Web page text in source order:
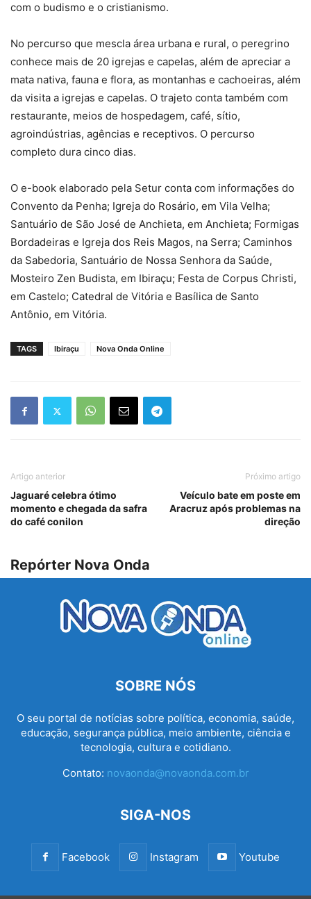
com o budismo e o cristianismo.
No percurso que mescla área urbana e rural, o peregrino
conhece mais de 20 igrejas e capelas, além de apreciar a
mata nativa, fauna e flora, as montanhas e cachoeiras, além
da visita a igrejas e capelas. O trajeto conta também com
restaurante, meios de hospedagem, café, sítio,
agroindústrias, agências e receptivos. O percurso
completo dura cinco dias.
O e-book elaborado pela Setur conta com informações do
Convento da Penha; Igreja do Rosário, em Vila Velha;
Santuário de São José de Anchieta, em Anchieta; Formigas
Bordadeiras e Igreja dos Reis Magos, na Serra; Caminhos
da Sabedoria, Santuário de Nossa Senhora da Saúde,
Mosteiro Zen Budista, em Ibiraçu; Festa de Corpus Christi,
em Castelo; Catedral de Vitória e Basílica de Santo
Antônio, em Vitória.
TAGS Ibiraçu Nova Onda Online
Artigo anterior
Jaguaré celebra ótimo
momento e chegada da safra
do café conilon
Próximo artigo
Veículo bate em poste em
Aracruz após problemas na
direção
Repórter Nova Onda
SOBRE NÓS
O seu portal de notícias sobre política, economia, saúde,
educação, segurança pública, meio ambiente, ciência e
tecnologia, cultura e cotidiano.
Contato: novaonda@novaonda.com.br
SIGA-NOS
Facebook Instagram Youtube